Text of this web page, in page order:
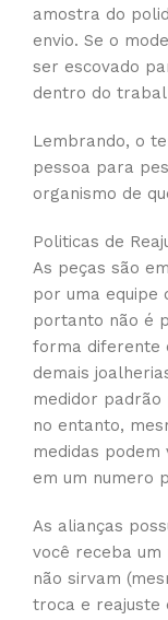
amostra do
envio. Se o
ser escovado
dentro do
Lembrando, o
pessoa para
organismo de
Politicas de
As peças são
por uma equipe
portanto não é
forma diferente
demais
medidor padrão
no entanto,
medidas
em um numero
As alianças
você receba um
não sirvam
troca e reajuste